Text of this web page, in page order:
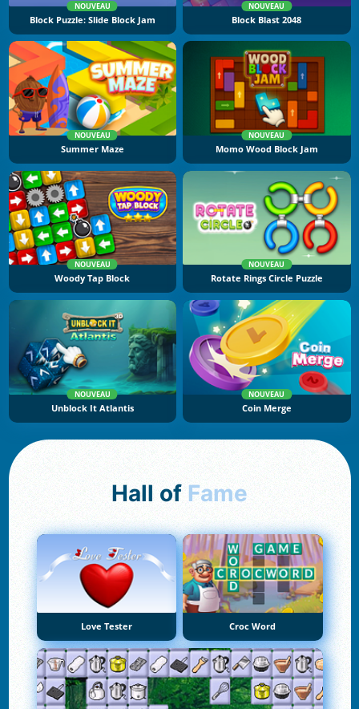
NOUVEAU
Block Puzzle: Slide Block Jam
NOUVEAU
Block Blast 2048
NOUVEAU
Summer Maze
NOUVEAU
Momo Wood Block Jam
NOUVEAU
Woody Tap Block
NOUVEAU
Rotate Rings Circle Puzzle
NOUVEAU
Unblock It Atlantis
NOUVEAU
Coin Merge
Hall of Fame
Love Tester Croc Word